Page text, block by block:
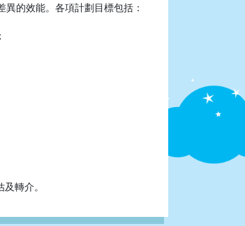
的效能。各項計劃目標包括：
轉介。